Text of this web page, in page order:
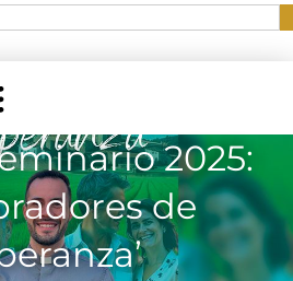
2025:
de